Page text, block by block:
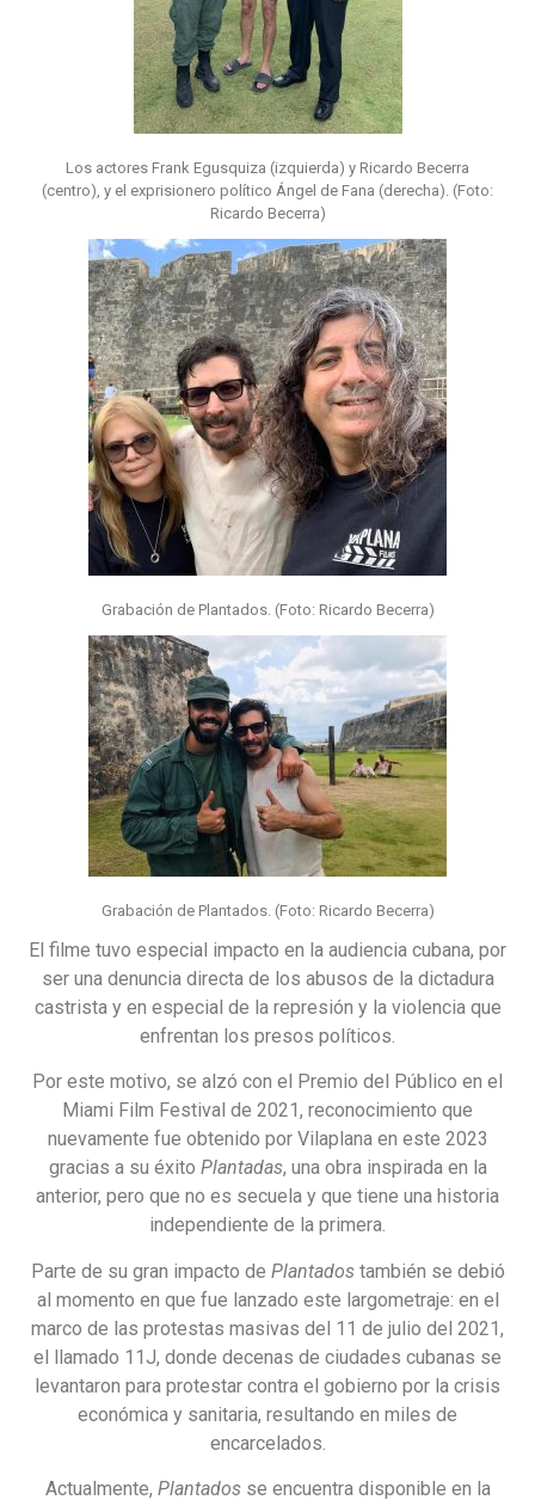
Los actores Frank Egusquiza (izquierda) y Ricardo Becerra
(centro), y el exprisionero político Ángel de Fana (derecha). (Foto:
Ricardo Becerra)
Grabación de Plantados. (Foto: Ricardo Becerra)
Grabación de Plantados. (Foto: Ricardo Becerra)
El filme tuvo especial impacto en la audiencia cubana, por
ser una denuncia directa de los abusos de la dictadura
castrista y en especial de la represión y la violencia que
enfrentan los presos políticos.
Por este motivo, se alzó con el Premio del Público en el
Miami Film Festival de 2021, reconocimiento que
nuevamente fue obtenido por Vilaplana en este 2023
gracias a su éxito Plantadas, una obra inspirada en la
anterior, pero que no es secuela y que tiene una historia
independiente de la primera.
Parte de su gran impacto de Plantadostambién se debió
al momento en que fue lanzado este largometraje: en el
marco de las protestas masivas del 11 de julio del 2021,
el llamado 11J, donde decenas de ciudades cubanas se
levantaron para protestar contra el gobierno por la crisis
económica y sanitaria, resultando en miles de
encarcelados.
Actualmente, Plantadosse encuentra disponible en la